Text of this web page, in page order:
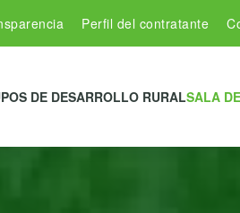
Perfil del contratante
DE DESARROLLO RURALSALA